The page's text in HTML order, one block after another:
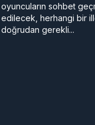
oyuncuların sohbet
edilecek, herhangi bir
doğrudan gerekli...